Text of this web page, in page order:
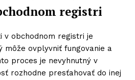
registri
v obchodnom registri je
ovplyvniť fungovanie a
proces je nevyhnutný v
rozhodne presťahovať do inej